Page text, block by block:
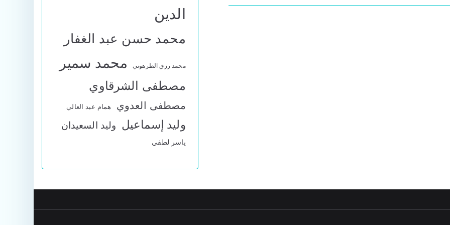
الدين
محمد حسن عبد الغفار
محمد رزق الطرهوني محمد سمير
مصطفى الشرقاوي
مصطفى العدوي همام عبد العالي
وليد إسماعيل وليد السعيدان
ياسر لطفي